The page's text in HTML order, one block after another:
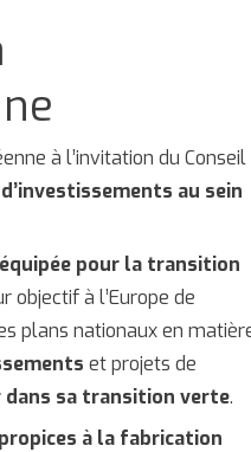
à l’invitation du Conseil
au sein
équipée pour la transition
objectif à l’Europe de
plans nationaux en
et projets de
dans sa transition verte.
à la fabrication